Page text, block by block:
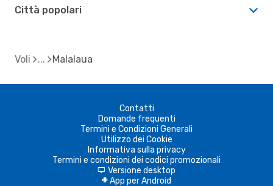
Città popolari
Voli Malalaua
Contatti
Domande frequenti
Termini e Condizioni Generali
Utilizzo dei Cookie
Informativa sulla privacy
Termini e condizioni dei codici promozionali
d Versione desktop
A App per Android